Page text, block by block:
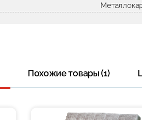
Похожие товары (1)